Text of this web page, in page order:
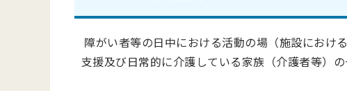
障がい者等の日中における活動の場（施設におけ
支援及び日常的に介護している家族（介護者等）の